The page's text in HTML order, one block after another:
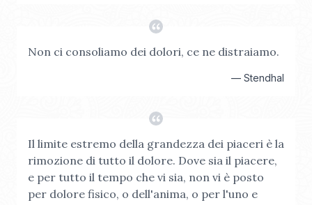
Non ci consoliamo dei dolori, ce ne distraiamo.
— Stendhal
Il limite estremo della grandezza dei piaceri è la
rimozione di tutto il dolore. Dove sia il piacere,
e per tutto il tempo che vi sia, non vi è posto
per dolore fisico, o dell'anima, o per l'uno e